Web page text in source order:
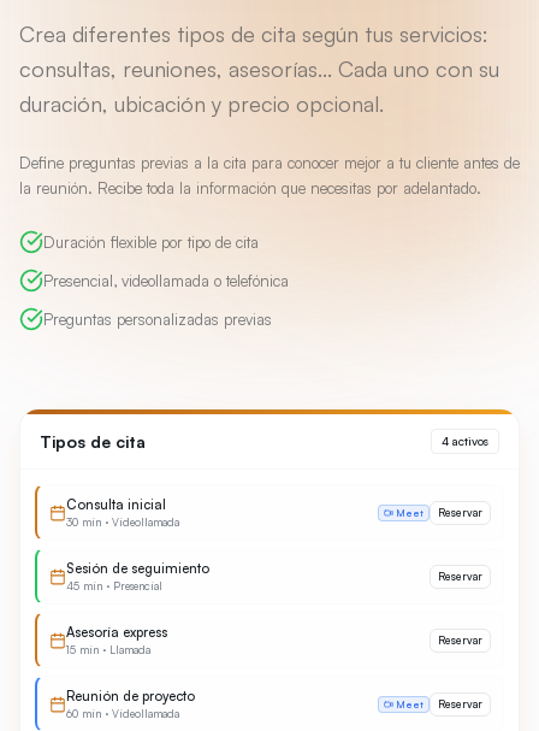
Crea diferentes tipos de cita según tus servicios:
consultas, reuniones, asesorías... Cada uno con su
duración, ubicación y precio opcional.
Define preguntas previas a la cita para conocer mejor a tu cliente antes de
la reunión. Recibe toda la información que necesitas por adelantado.
Duración flexible por tipo de cita
Presencial, videollamada o telefónica
Preguntas personalizadas previas
Tipos de cita 4 activos
Consulta inicial
30 min · Videollamada
Meet Reservar
Sesión de seguimiento
45 min · Presencial
Reservar
Asesoría express
15 min · Llamada
Reservar
Reunión de proyecto
60 min · Videollamada
Meet Reservar